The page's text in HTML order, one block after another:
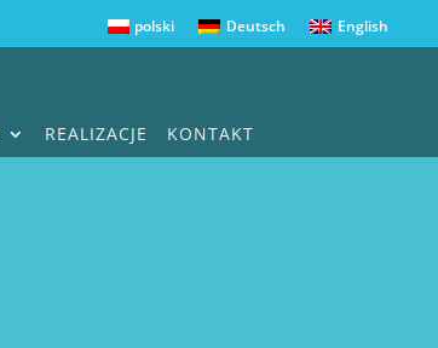
polski Deutsch English
REALIZACJE KONTAKT